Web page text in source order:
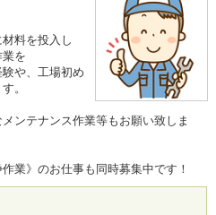
料を投入し
を
や、工場初め
。
ンテナンス作業等もお願い致しま
業》のお仕事も同時募集中です！